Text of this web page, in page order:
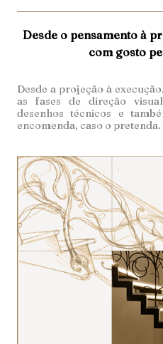
Desde o pensamento à
com gosto
Desde a projeção à
as fases de direção
desenhos técnicos e
encomenda, caso o pretenda.